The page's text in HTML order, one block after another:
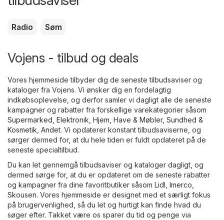
Radio Søm
Vojens - tilbud og deals
Vores hjemmeside tilbyder dig de seneste tilbudsaviser og
kataloger fra Vojens. Vi ønsker dig en fordelagtig
indkøbsoplevelse, og derfor samler vi dagligt alle de seneste
kampagner og rabatter fra forskellige varekategorier såsom
Supermarked Elektronik Hjem, Have & Møbler, Sundhed &
Kosmetik Andet. Vi opdaterer konstant tilbudsaviserne, og
sørger dermed for, at du hele tiden er fuldt opdateret på de
seneste specialtilbud.
Du kan let gennemgå tilbudsaviser og kataloger dagligt, og
dermed sørge for, at du er opdateret om de seneste rabatter
og kampagner fra dine favoritbutiker såsom Lidl Imerco
Skousen. Vores hjemmeside er designet med et særligt fokus
på brugervenlighed, så du let og hurtigt kan finde hvad du
søger efter. Takket være os sparer du tid og penge via